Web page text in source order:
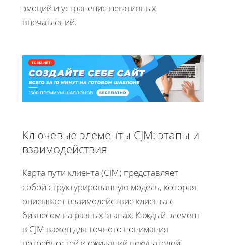
эмоций и устранение негативных
впечатлений.
Ключевые элементы CJM: этапы и
взаимодействия
Карта пути клиента (CJM) представляет
собой структурированную модель, которая
описывает взаимодействие клиента с
бизнесом на разных этапах. Каждый элемент
в CJM важен для точного понимания